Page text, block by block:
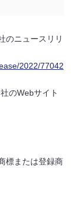
のニュースリリ
2022/77042
のWebサイト
標または登録商